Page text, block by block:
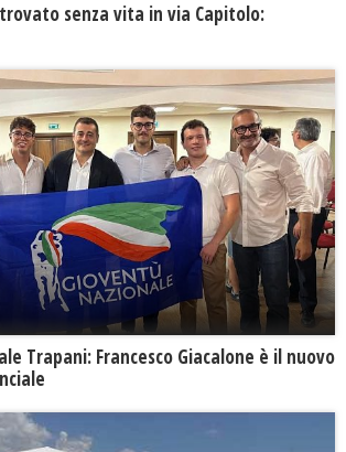
senza vita in via Capitolo:
Trapani: Francesco Giacalone è il nuovo